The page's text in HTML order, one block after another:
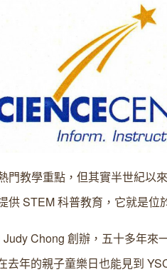
門教學重點，但其實半世紀以
供 STEM 科普教育，它就是
Chong 創辦，五十多年
去年的親子童樂日也能見到